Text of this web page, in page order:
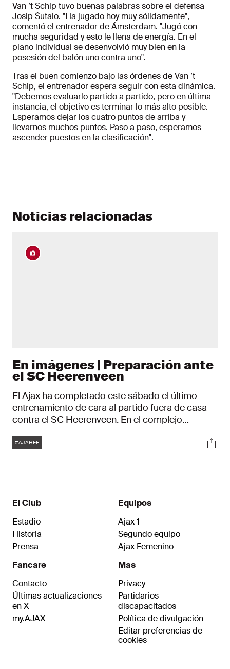
Van ’t Schip tuvo buenas palabras sobre el defensa
Josip Šutalo. "Ha jugado hoy muy sólidamente",
comentó el entrenador de Ámsterdam. "Jugó con
mucha seguridad y esto le llena de energía. En el
plano individual se desenvolvió muy bien en la
posesión del balón uno contra uno".
Tras el buen comienzo bajo las órdenes de Van ’t
Schip, el entrenador espera seguir con esta dinámica.
"Debemos evaluarlo partido a partido, pero en última
instancia, el objetivo es terminar lo más alto posible.
Esperamos dejar los cuatro puntos de arriba y
llevarnos muchos puntos. Paso a paso, esperamos
ascender puestos en la clasificación".
Noticias relacionadas
En imágenes | Preparación ante
el SC Heerenveen
El Ajax ha completado este sábado el último
entrenamiento de cara al partido fuera de casa
contra el SC Heerenveen. En el complejo
bajo la dirección de John van 't Schip acabaron
de ultimar todo para asegurarse el domingo la
Etiquetas
#AJAHEE
El Club
Estadio
Historia
Prensa
Fancare
Contacto
Últimas actualizaciones
en X
my.AJAX
Equipos
Ajax 1
Segundo equipo
Ajax Femenino
Mas
Privacy
Partidarios
discapacitados
Política de divulgación
Editar preferencias de
cookies